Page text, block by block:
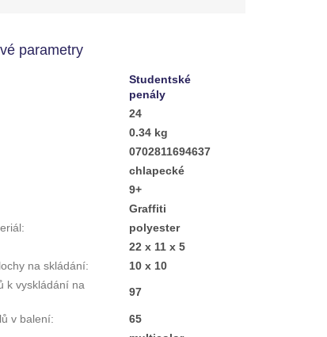
parametry
Studentské
penály
24
0.34 kg
0702811694637
chlapecké
9+
Graffiti
:
polyester
22 x 11 x 5
na skládání:
10 x 10
k vyskládání na
97
v balení:
65